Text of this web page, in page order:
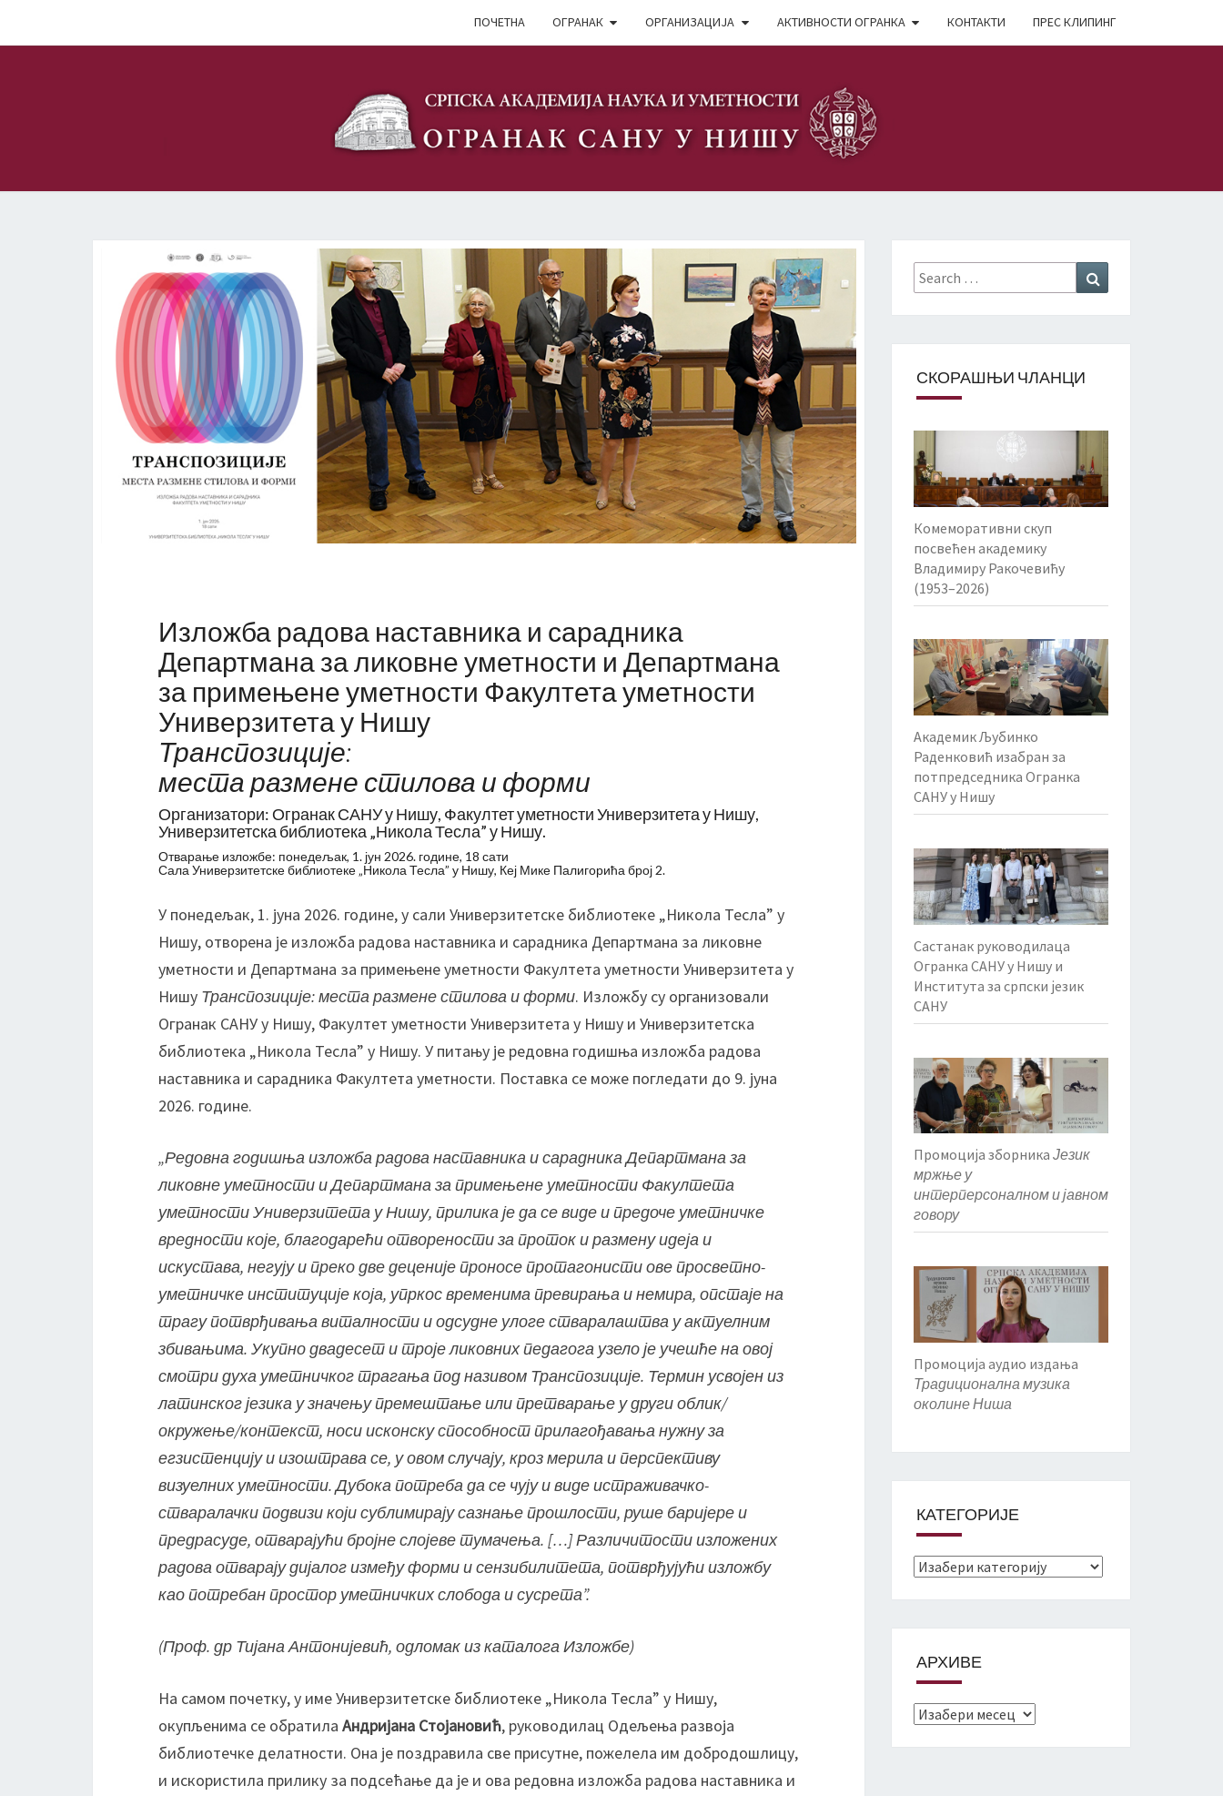
ПОЧЕТНА ОГРАНАК ОРГАНИЗАЦИЈА АКТИВНОСТИ ОГРАНКА КОНТАКТИ ПРЕС КЛИПИНГ
л
о
ж
а
д
о
в
а
а
с
а
в
н
и
к
а
р
а
д
н
и
к
а
Д
а
р
т
м
а
з
а
и
в
н
е
у
Изложба радова наставника и сарадника
Департмана за ликовне уметности и Департмана
за примењене уметности Факултета уметности
Универзитета у Нишу
Транспозиције:
места размене стилова и форми
Организатори: Огранак САНУ у Нишу, Факултет уметности Универзитета у Нишу,
Универзитетска библиотека „Никола Тесла” у Нишу.
Отварање изложбе: понедељак, 1. јун 2026. године, 18 сати
Сала Универзитетске библиотеке „Никола Тесла” у Нишу, Кеј Мике Палигорића број 2.
У понедељак, 1. јуна 2026. године, у сали Универзитетске библиотеке „Никола Тесла” у
Нишу, отворена је изложба радова наставника и сарадника Департмана за ликовне
уметности и Департмана за примењене уметности Факултета уметности Универзитета у
Нишу Транспозиције: места размене стилова и форми. Изложбу су организовали
Огранак САНУ у Нишу, Факултет уметности Универзитета у Нишу и Универзитетска
библиотека „Никола Тесла” у Нишу. У питању је редовна годишња изложба радова
наставника и сарадника Факултета уметности. Поставка се може погледати до 9. јуна
2026. године.
„Редовна годишња изложба радованаставника и сарадника Департмана за
ликовне уметности и Департмана за примењене уметности Факултета
уметности Универзитета у Нишу, приликаједа се виде и предоче уметничке
вредности које, благодарећи отворености за проток и размену идеја и
искустава, негују и преко две деценије проносе протагонисти ове просветно-
уметничке институције која, упркос временима превирања и немира, опстаје на
трагу потврђивања виталности и одсудне улоге стваралаштва у актуелним
збивањима. Укупно двадесет и троје ликовних педагога узело је учешће на овој
смотри духа уметничког трагања под називом Транспозиције. Термин усвојен из
латинског језика у значењу премештање или претварање у други облик/
окружење/контекст, носи исконску способност прилагођавања нужну за
егзистенцију и изоштрава се, у овом случају, кроз мерила и перспективу
визуелних уметности. Дубока потреба да се чују и виде истраживачко-
стваралачки подвизи који сублимирају сазнање прошлости, руше баријере и
предрасуде, отварајући бројне слојеве тумачења. […] Различитости изложених
радова отварају дијалог између форми и сензибилитета, потврђујући изложбу
као потребан простор уметничких слобода и сусрета”.
(Проф. др Тијана Антонијевић, одломак из каталога Изложбе)
На самом почетку, у име Универзитетске библиотеке „Никола Тесла” у Нишу,
окупљенима се обратила Андријана Стојановић, руководилац Одељења развоја
библиотечке делатности. Она је поздравила све присутне, пожелела им добродошлицу,
и искористила прилику за подсећање да је и ова редовна изложба радова наставника и
Search
for:
СКОРАШЊИ ЧЛАНЦИ
Комеморативни скуп
посвећен академику
Владимиру Ракочевићу
(1953–2026)
Академик Љубинко
Раденковић изабран за
потпредседника Огранка
САНУ у Нишу
Састанак руководилаца
Огранка САНУ у Нишу и
Института за српски језик
САНУ
Промоција зборника Језик
мржње у
интерперсоналном и јавном
говору
Промоција аудио издања
Традиционална музика
околине Ниша
КАТЕГОРИЈЕ
Категорије
АРХИВЕ
Архиве